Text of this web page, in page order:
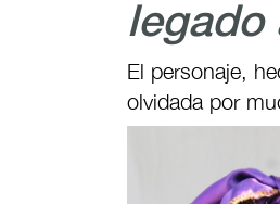
legado
El personaje,
olvidada por